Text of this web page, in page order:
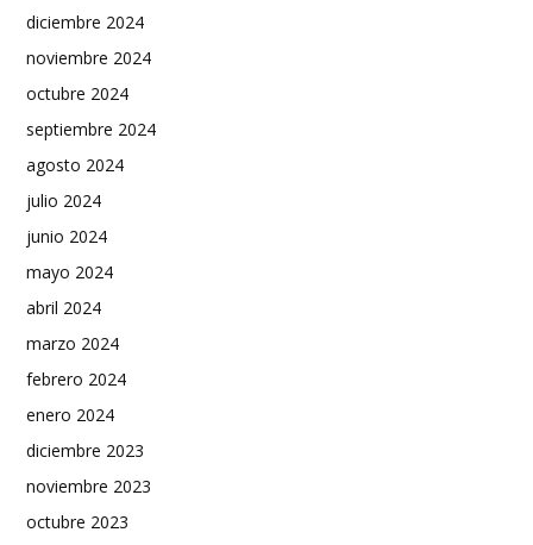
diciembre 2024
noviembre 2024
octubre 2024
septiembre 2024
agosto 2024
julio 2024
junio 2024
mayo 2024
abril 2024
marzo 2024
febrero 2024
enero 2024
diciembre 2023
noviembre 2023
octubre 2023